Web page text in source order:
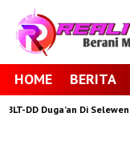
HOME BERITA
Duga’an Di